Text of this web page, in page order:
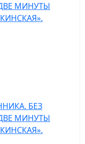
МИНУТЫ
БЕЗ
МИНУТЫ